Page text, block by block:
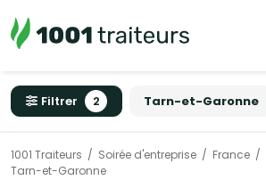
Filtrer 2 Tarn-et-Garonne
1001 Traiteurs Soirée d'entreprise France
Tarn-et-Garonne